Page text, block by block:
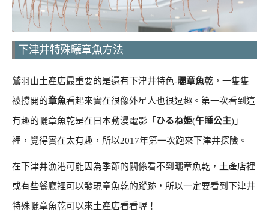
下津井特殊曬章魚方法
鷲羽山土產店最重要的是還有下津井特色-曬章魚乾 ，一隻隻
被撐開的章魚看起來實在很像外星人也很逗趣。第一次看到這
有趣的曬章魚乾是在日本動漫電影「 ひるね姫(午睡公主)」
裡，覺得實在太有趣，所以2017年第一次跑來下津井探險。
在下津井漁港可能因為季節的關係看不到曬章魚乾，土產店裡
或有些餐廳裡可以發現章魚乾的蹤跡，所以一定要看到下津井
特殊曬章魚乾可以來土產店看看喔！